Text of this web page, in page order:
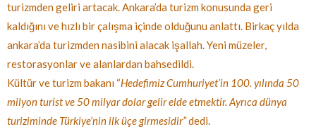
turizmden geliri artacak. Ankara’da turizm konusunda geri
kaldığını ve hızlı bir çalışma içinde olduğunu anlattı. Birkaç yılda
ankara’da turizmden nasibini alacak işallah. Yeni müzeler,
restorasyonlar ve alanlardan bahsedildi.
Kültür ve turizm bakanı “Hedefimiz Cumhuriyet’in 100. yılında 50
milyon turist ve 50 milyar dolar gelir elde etmektir. Ayrıca dünya
turiziminde Türkiye’nin ilk üçe girmesidir”dedi.